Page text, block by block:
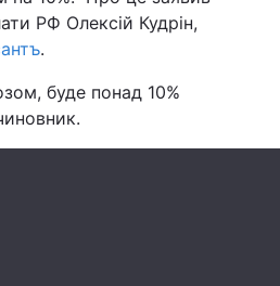
Світ
Лайт
РФ Олексій Кудрін,
.
буде понад 10%